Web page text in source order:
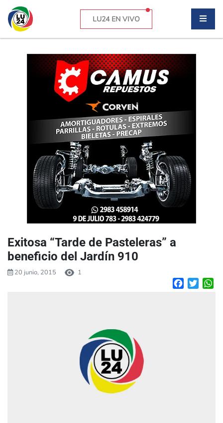
LU24 EN VIVO
Exitosa “Tarde de Pasteleras” a
beneficio del Jardín 910
20 junio, 2015 1
Facebook